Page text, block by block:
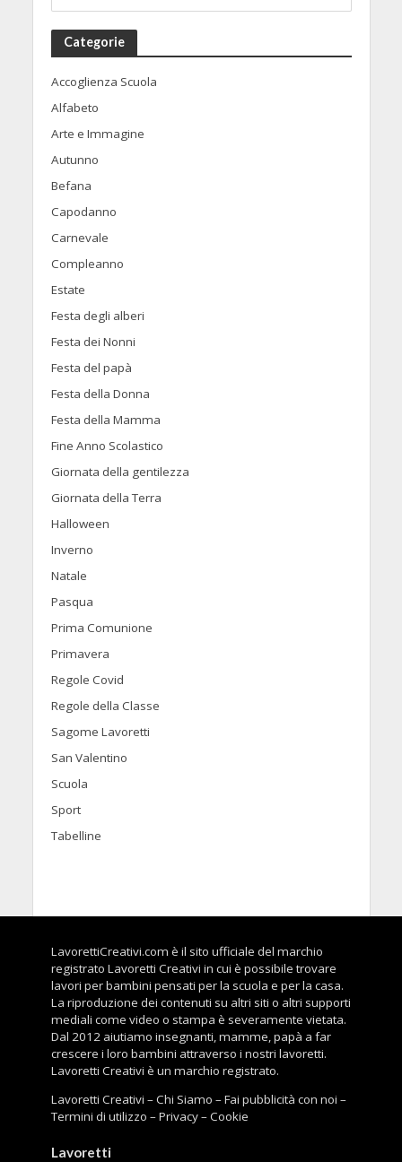
Categorie
Accoglienza Scuola
Alfabeto
Arte e Immagine
Autunno
Befana
Capodanno
Carnevale
Compleanno
Estate
Festa degli alberi
Festa dei Nonni
Festa del papà
Festa della Donna
Festa della Mamma
Fine Anno Scolastico
Giornata della gentilezza
Giornata della Terra
Halloween
Inverno
Natale
Pasqua
Prima Comunione
Primavera
Regole Covid
Regole della Classe
Sagome Lavoretti
San Valentino
Scuola
Sport
Tabelline
LavorettiCreativi.com è il sito ufficiale del marchio
registrato Lavoretti Creativi in cui è possibile trovare
lavori per bambini pensati per la scuola e per la casa.
La riproduzione dei contenuti su altri siti o altri supporti
mediali come video o stampa è severamente vietata.
Dal 2012 aiutiamo insegnanti, mamme, papà a far
crescere i loro bambini attraverso i nostri lavoretti.
Lavoretti Creativi è un marchio registrato.
Lavoretti Creativi –Chi Siamo –Fai pubblicità con noi –
Termini di utilizzo –Privacy–Cookie
Lavoretti